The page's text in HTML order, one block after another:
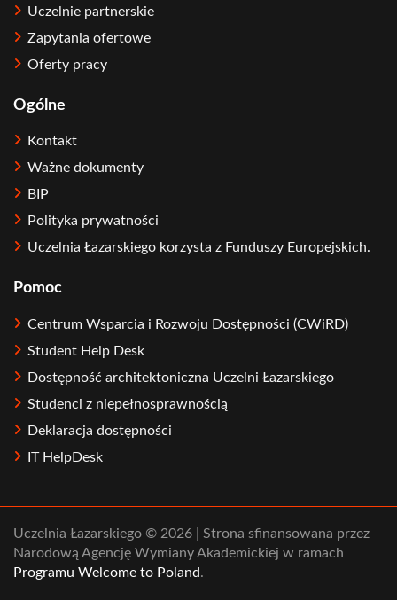
Uczelnie partnerskie
Zapytania ofertowe
Oferty pracy
Ogólne
Kontakt
Ważne dokumenty
BIP
Polityka prywatności
Uczelnia Łazarskiego korzysta z Funduszy Europejskich.
Pomoc
Centrum Wsparcia i Rozwoju Dostępności (CWiRD)
Student Help Desk
Dostępność architektoniczna Uczelni Łazarskiego
Studenci z niepełnosprawnością
Deklaracja dostępności
IT HelpDesk
Uczelnia Łazarskiego © 2026 | Strona sfinansowana przez
Narodową Agencję Wymiany Akademickiej w ramach
Programu Welcome to Poland.